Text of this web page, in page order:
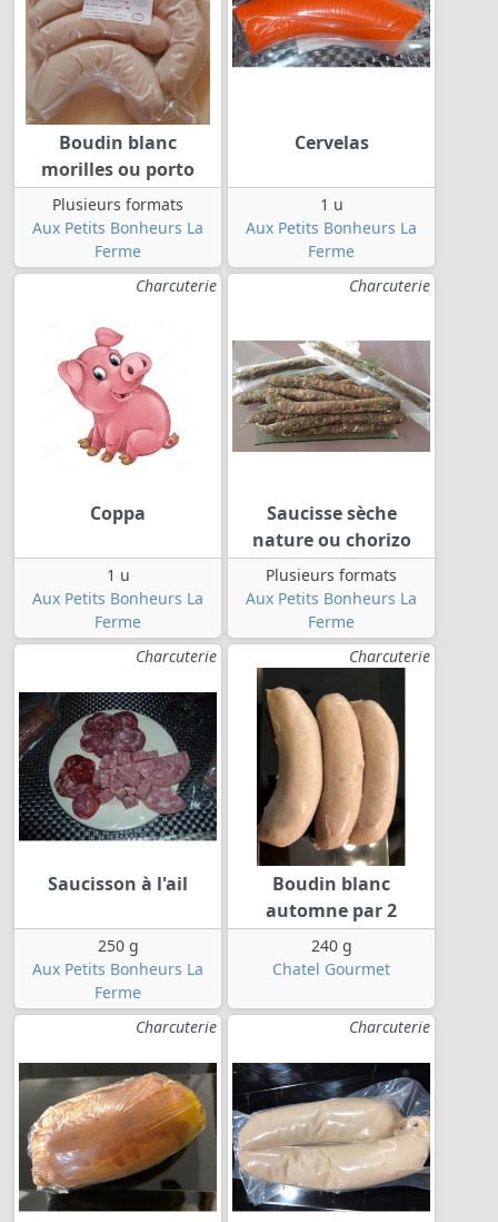
Boudin blanc
morilles ou porto
Plusieurs formats
Aux Petits Bonheurs La
Ferme
Cervelas
1 u
Aux Petits Bonheurs La
Ferme
Charcuterie
Coppa
1 u
Aux Petits Bonheurs La
Ferme
Charcuterie
Saucisse sèche
nature ou chorizo
Plusieurs formats
Aux Petits Bonheurs La
Ferme
Charcuterie
Saucisson à l'ail
250 g
Aux Petits Bonheurs La
Ferme
Charcuterie
Boudin blanc
automne par 2
240 g
Chatel Gourmet
Charcuterie Charcuterie